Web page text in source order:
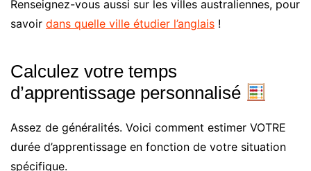
Renseignez-vous aussi sur les villes australiennes, pour
savoir dans quelle ville étudier l’anglais !
Calculez votre temps
d’apprentissage personnalisé
Assez de généralités. Voici comment estimer VOTRE
durée d’apprentissage en fonction de votre situation
spécifique.